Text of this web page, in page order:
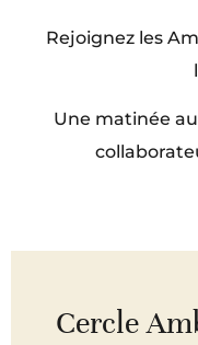
Rejoignez les
Une matinée
Cercle